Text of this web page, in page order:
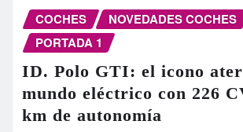
COCHES
NOVEDADES COCHES
PORTADA 1
ID. Polo GTI: el icono
mundo eléctrico con 226
km de autonomía